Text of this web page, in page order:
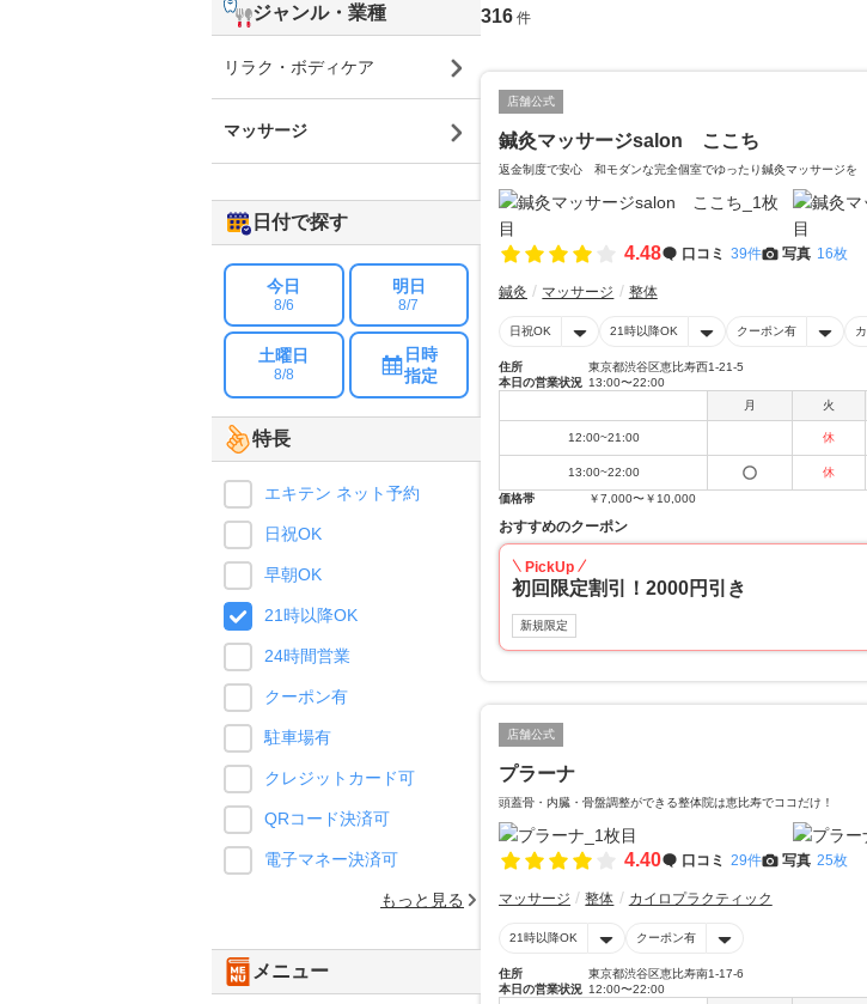
316 件
店舗公式
鍼灸マッサージsalon ここち
返金制度で安心 和モダンな完全個室でゆったり鍼灸マッサージを
4.48 口コミ 39件 写真 16枚
鍼灸 マッサージ 整体
日祝OK 21時以降OK クーポン有
住所
東京都渋谷区恵比寿西1-21-5
本日の営業状況 13:00〜22:00
月
火
12:00~21:00 休
13:00~22:00
休
価格帯
￥7,000〜￥10,000
おすすめのクーポン
PickUp
初回限定割引！2000円引き
新規限定
店舗公式
プラーナ
頭蓋骨・内臓・骨盤調整ができる整体院は恵比寿でココだけ！
4.40 口コミ 29件 写真 25枚
マッサージ 整体 カイロプラクティック
21時以降OK クーポン有
住所
東京都渋谷区恵比寿南1-17-6
本日の営業状況 12:00〜22:00
ジャンル・業種
リラク・ボディケア
マッサージ
日付で探す
今日
8/6
明日
8/7
土曜日
8/8
日時
指定
特長
エキテン ネット予約
日祝OK
早朝OK
21時以降OK
24時間営業
クーポン有
駐車場有
クレジットカード可
QRコード決済可
電子マネー決済可
もっと見る
メニュー